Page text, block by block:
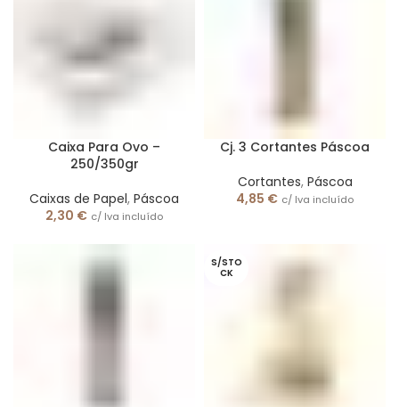
Caixa Para Ovo –
250/350gr
Caixas de Papel, Páscoa
2,30 € c/ Iva incluído
Cj. 3 Cortantes Páscoa
Cortantes, Páscoa
4,85 € c/ Iva incluído
S/STO
CK